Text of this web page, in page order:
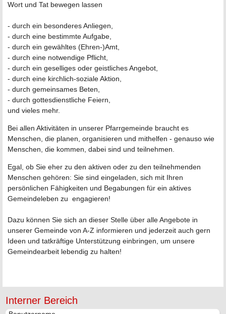
Wort und Tat bewegen lassen
- durch ein besonderes Anliegen,
- durch eine bestimmte Aufgabe,
- durch ein gewähltes (Ehren-)Amt,
- durch eine notwendige Pflicht,
- durch ein geselliges oder geistliches Angebot,
- durch eine kirchlich-soziale Aktion,
- durch gemeinsames Beten,
- durch gottesdienstliche Feiern,
und vieles mehr.
Bei allen Aktivitäten in unserer Pfarrgemeinde braucht es
Menschen, die planen, organisieren und mithelfen - genauso wie
Menschen, die kommen, dabei sind und teilnehmen.
Egal, ob Sie eher zu den aktiven oder zu den teilnehmenden
Menschen gehören: Sie sind eingeladen, sich mit Ihren
persönlichen Fähigkeiten und Begabungen für ein aktives
Gemeindeleben zu engagieren!
Dazu können Sie sich an dieser Stelle über alle Angebote in
unserer Gemeinde von A-Z informieren und jederzeit auch gern
Ideen und tatkräftige Unterstützung einbringen, um unsere
Gemeindearbeit lebendig zu halten!
Interner Bereich